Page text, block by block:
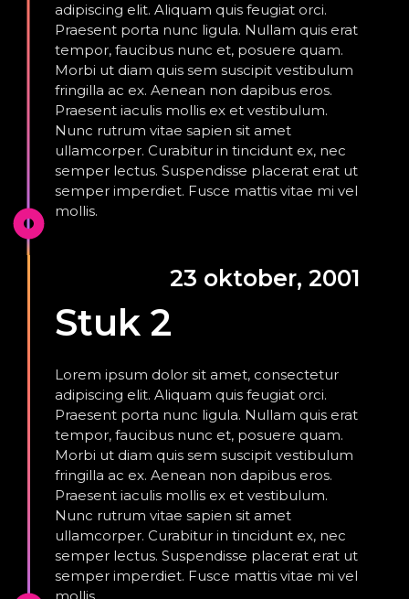
adipiscing elit. Aliquam quis feugiat orci.
Praesent porta nunc ligula. Nullam quis erat
tempor, faucibus nunc et, posuere quam.
Morbi ut diam quis sem suscipit vestibulum
fringilla ac ex. Aenean non dapibus eros.
Praesent iaculis mollis ex et vestibulum.
Nunc rutrum vitae sapien sit amet
ullamcorper. Curabitur in tincidunt ex, nec
semper lectus. Suspendisse placerat erat ut
semper imperdiet. Fusce mattis vitae mi vel
mollis.
23 oktober, 2001
Stuk 2
Lorem ipsum dolor sit amet, consectetur
adipiscing elit. Aliquam quis feugiat orci.
Praesent porta nunc ligula. Nullam quis erat
tempor, faucibus nunc et, posuere quam.
Morbi ut diam quis sem suscipit vestibulum
fringilla ac ex. Aenean non dapibus eros.
Praesent iaculis mollis ex et vestibulum.
Nunc rutrum vitae sapien sit amet
ullamcorper. Curabitur in tincidunt ex, nec
semper lectus. Suspendisse placerat erat ut
semper imperdiet. Fusce mattis vitae mi vel
mollis.